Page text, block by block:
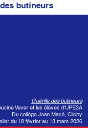
butineurs
Guérilla des butineurs
Vever et les élèves d’UPE2A
Du collège Jean Macé, Clichy
du 18 février au 13 mars 2026